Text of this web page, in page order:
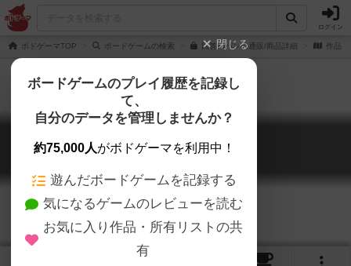
ログイン
ボドゲーマTOP ボードゲームの検索 回答ルパンの通販/商品詳細 作品デ
回答ルパン
Kaitou Lupin
閉じる
ボードゲームのプレイ履歴を記録し
て、
自分のデータを管理しませんか？
約75,000人がボドゲーマを利用中！
遊んだボードゲームを記録する
気になるゲームのレビューを読む
お気に入り作品・所有リストの共
有